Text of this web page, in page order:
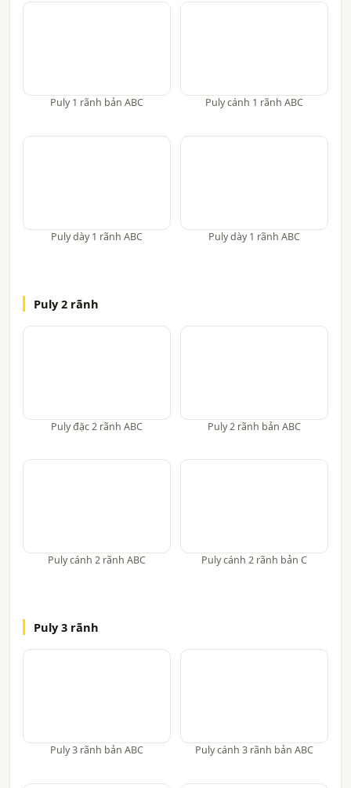
Puly 1 rãnh bản ABC Puly cánh 1 rãnh ABC
Puly dày 1 rãnh ABC Puly dày 1 rãnh ABC
Puly 2 rãnh
Puly đặc 2 rãnh ABC Puly 2 rãnh bản ABC
Puly cánh 2 rãnh ABC Puly cánh 2 rãnh bản C
Puly 3 rãnh
Puly 3 rãnh bản ABC Puly cánh 3 rãnh bản ABC